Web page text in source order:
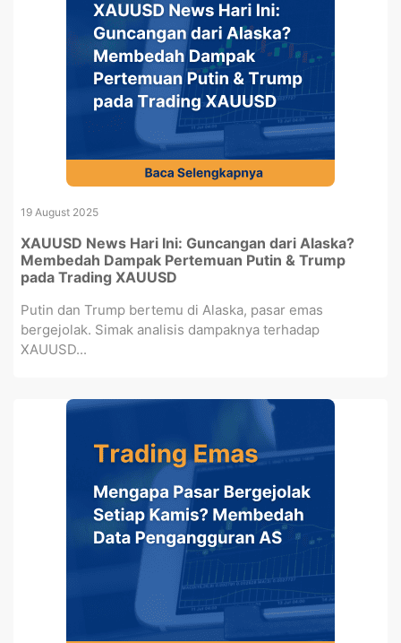
19 August 2025
XAUUSD News Hari Ini: Guncangan dari Alaska?
Membedah Dampak Pertemuan Putin & Trump
pada Trading XAUUSD
Putin dan Trump bertemu di Alaska, pasar emas
bergejolak. Simak analisis dampaknya terhadap
XAUUSD...